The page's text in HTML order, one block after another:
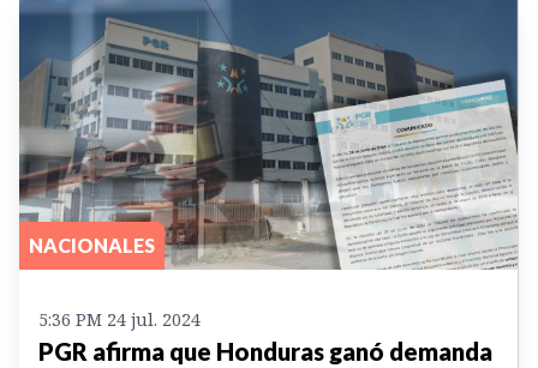
NACIONALES
5:36 PM 24 jul. 2024
PGR afirma que Honduras ganó demanda